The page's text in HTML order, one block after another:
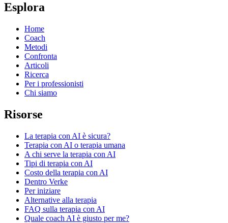
Esplora
Home
Coach
Metodi
Confronta
Articoli
Ricerca
Per i professionisti
Chi siamo
Risorse
La terapia con AI è sicura?
Terapia con AI o terapia umana
A chi serve la terapia con AI
Tipi di terapia con AI
Costo della terapia con AI
Dentro Verke
Per iniziare
Alternative alla terapia
FAQ sulla terapia con AI
Quale coach AI è giusto per me?